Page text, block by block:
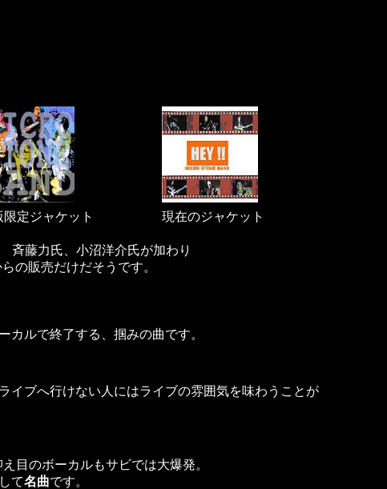
限定ジャケット
現在のジャケット
斉藤力氏、小沼洋介氏が加わり
の販売だけだそうです。
ルで終了する、掴みの曲です。
イブへ行けない人にはライブの雰囲気を味わうことが
目のボーカルもサビでは大爆発。
て名曲です。